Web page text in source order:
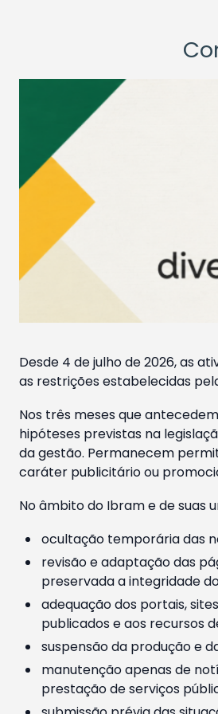
Desde 4 de julho de 2026, as
as restrições estabelecidas
Nos três meses que
hipóteses previstas na
da gestão. Permanecem
caráter publicitário ou
No âmbito do Ibram e de suas
ocultação temporária das
revisão e adaptação das
preservada a integridade
adequação dos portais,
publicados e aos recursos
suspensão da produção e
manutenção apenas de
prestação de serviços